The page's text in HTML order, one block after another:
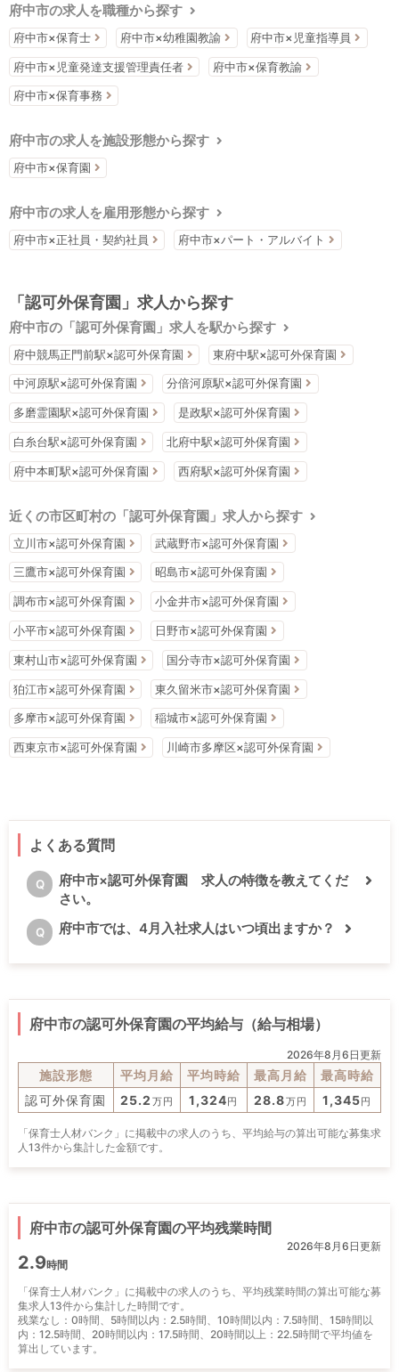
府中市の求人を職種から探す
府中市×保育士 府中市×幼稚園教諭 府中市×児童指導員
府中市×児童発達支援管理責任者 府中市×保育教諭
府中市×保育事務
府中市の求人を施設形態から探す
府中市×保育園
府中市の求人を雇用形態から探す
府中市×正社員・契約社員 府中市×パート・アルバイト
「認可外保育園」求人から探す
府中市の「認可外保育園」求人を駅から探す
府中競馬正門前駅×認可外保育園 東府中駅×認可外保育園
中河原駅×認可外保育園 分倍河原駅×認可外保育園
多磨霊園駅×認可外保育園 是政駅×認可外保育園
白糸台駅×認可外保育園 北府中駅×認可外保育園
府中本町駅×認可外保育園 西府駅×認可外保育園
近くの市区町村の「認可外保育園」求人から探す
立川市×認可外保育園 武蔵野市×認可外保育園
三鷹市×認可外保育園 昭島市×認可外保育園
調布市×認可外保育園 小金井市×認可外保育園
小平市×認可外保育園 日野市×認可外保育園
東村山市×認可外保育園 国分寺市×認可外保育園
狛江市×認可外保育園 東久留米市×認可外保育園
多摩市×認可外保育園 稲城市×認可外保育園
西東京市×認可外保育園 川崎市多摩区×認可外保育園
よくある質問
Q
府中市×認可外保育園 求人の特徴を教えてくだ
さい。
Q 府中市では、4月入社求人はいつ頃出ますか？
府中市の認可外保育園の平均給与（給与相場）
2026年8月6日更新
施設形態 平均月給 平均時給 最高月給
最高時給
認可外保育園
25.2 万円 1,324円 28.8万円 1,345円
「保育士人材バンク」に掲載中の求人のうち、平均給与の算出可能な募集求
人13件から集計した金額です。
府中市の認可外保育園の平均残業時間
2026年8月6日更新
2.9時間
「保育士人材バンク」に掲載中の求人のうち、平均残業時間の算出可能な募
集求人13件から集計した時間です。
残業なし：0時間、5時間以内：2.5時間、10時間以内：7.5時間、15時間以
内：12.5時間、20時間以内：17.5時間、20時間以上：22.5時間で平均値を
算出しています。